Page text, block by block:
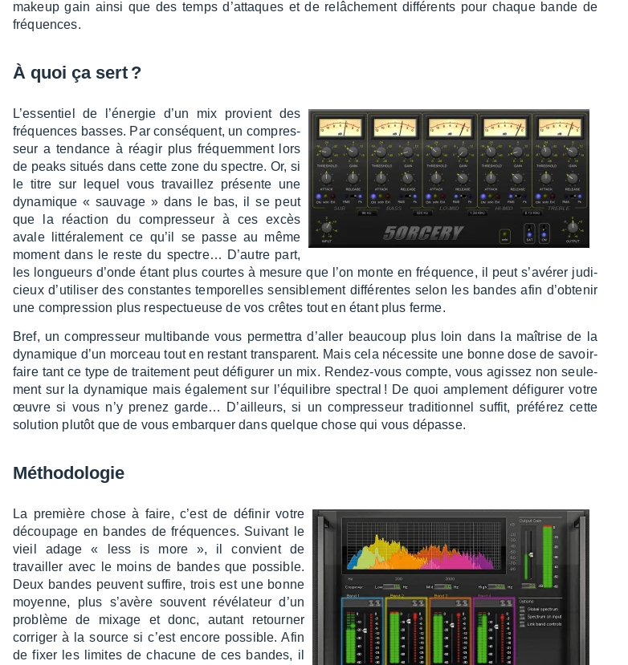
makeup gain ainsi que des temps d’at­taques et de relâ­che­ment diffé­rents pour chaque bande de
fréquences.
À quoi ça sert ?
L’es­sen­tiel de l’éner­gie d’un mix provient des
fréquences basses. Par consé­quent, un compres­
seur a tendance à réagir plus fréquem­ment lors
de peaks situés dans cette zone du spectre. Or, si
le titre sur lequel vous travaillez présente une
dyna­mique « sauvage » dans le bas, il se peut
que la réac­tion du compres­seur à ces excès
avale litté­ra­le­ment ce qu’il se passe au même
moment dans le reste du spec­tre… D’autre part,
les longueurs d’onde étant plus courtes à mesure que l’on monte en fréquence, il peut s’avé­rer judi­
cieux d’uti­li­ser des constantes tempo­relles sensi­ble­ment diffé­rentes selon les bandes afin d’ob­te­nir
une compres­sion plus respec­tueuse de vos crêtes tout en étant plus ferme.
Bref, un compres­seur multi­bande vous permet­tra d’al­ler beau­coup plus loin dans la maîtrise de la
dyna­mique d’un morceau tout en restant trans­pa­rent. Mais cela néces­site une bonne dose de savoir-
faire tant ce type de trai­te­ment peut défi­gu­rer un mix. Rendez-vous compte, vous agis­sez non seule­
ment sur la dyna­mique mais égale­ment sur l’équi­libre spec­tral ! De quoi ample­ment défi­gu­rer votre
œuvre si vous n’y prenez garde… D’ailleurs, si un compres­seur tradi­tion­nel suffit, préfé­rez cette
solu­tion plutôt que de vous embarquer dans quelque chose qui vous dépasse.
Métho­do­lo­gie
La première chose à faire, c’est de défi­nir votre
décou­page en bandes de fréquences. Suivant le
vieil adage « less is more », il convient de
travailler avec le moins de bandes que possible.
Deux bandes peuvent suffire, trois est une bonne
moyenne, plus s’avère souvent révé­la­teur d’un
problème de mixage et donc, autant retour­ner
corri­ger à la source si c’est encore possible. Afin
de fixer les limites de chacune de ces bandes, il